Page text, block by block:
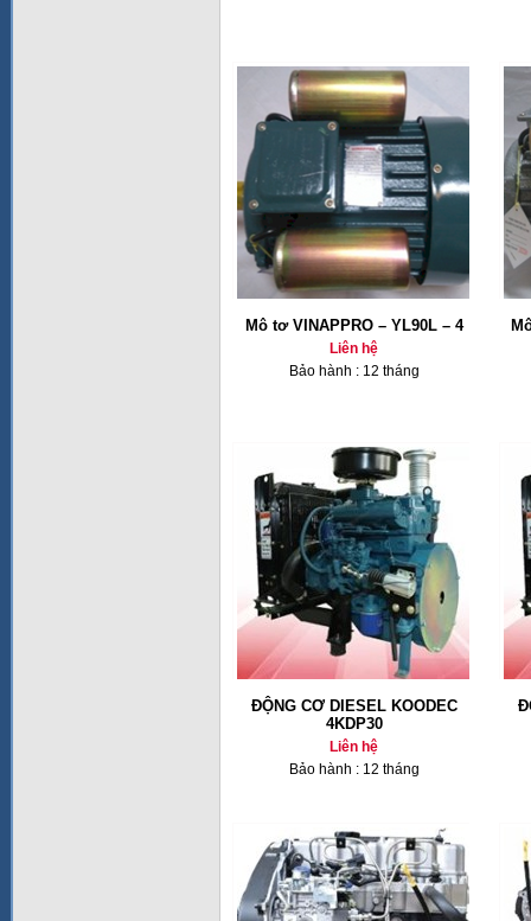
Mô tơ VINAPPRO – YL90L – 4
Liên hệ
Bảo hành : 12 tháng
ĐỘNG CƠ DIESEL KOODEC
4KDP30
Liên hệ
Bảo hành : 12 tháng